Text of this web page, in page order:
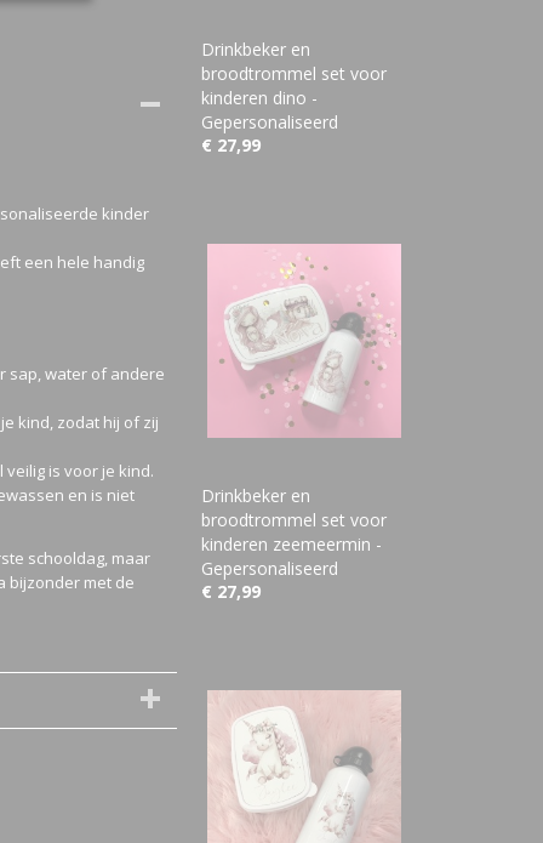
kinder
een hele handig
sap, water of andere
kind, zodat hij of zij
is voor je kind.
en is niet
schooldag, maar
bijzonder met de
Drinkbeker en
broodtrommel set voor
kinderen dino -
Gepersonaliseerd
€ 27,99
Drinkbeker en
broodtrommel set voor
kinderen zeemeermin -
Gepersonaliseerd
€ 27,99